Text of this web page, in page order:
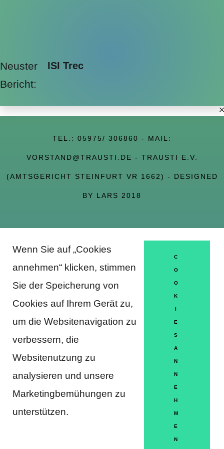
Neuster
Bericht:
ISI Trec
TEL.: 05975/ 306860 - MAIL:
VORSTAND@TRAUSTI.DE - TRAUSTI E.V.
(AMTSGERICHT STEINFURT VR 1662) - DESIGNED
BY LARS 2018
About Trausti e.V.
MITGLIEDSCHAFT
HÄUFIGE FRAGEN
KONTAKT
IMPRESSUM
Wenn Sie auf „Cookies
annehmen“ klicken, stimmen
Sie der Speicherung von
Cookies auf Ihrem Gerät zu,
um die Websitenavigation zu
verbessern, die
Websitenutzung zu
analysieren und unsere
Marketingbemühungen zu
unterstützen.
C
O
O
K
I
E
S
A
N
N
E
H
M
E
N